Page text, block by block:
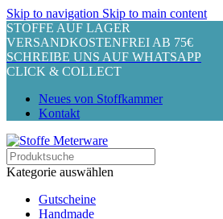
Skip to navigation Skip to main content
STOFFE AUF LAGER
VERSANDKOSTENFREI AB 75€
SCHREIBE UNS AUF WHATSAPP
CLICK & COLLECT
Neues von Stoffkammer
Kontakt
Kategorie auswählen
Gutscheine
Handmade